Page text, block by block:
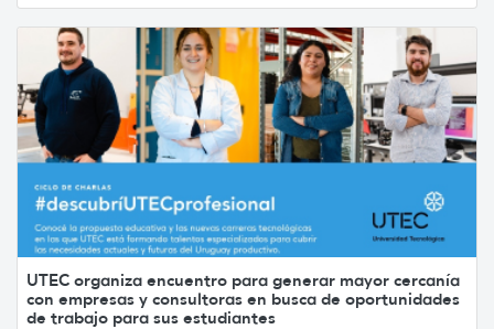
UTEC organiza encuentro para generar mayor cercanía
con empresas y consultoras en busca de oportunidades
de trabajo para sus estudiantes